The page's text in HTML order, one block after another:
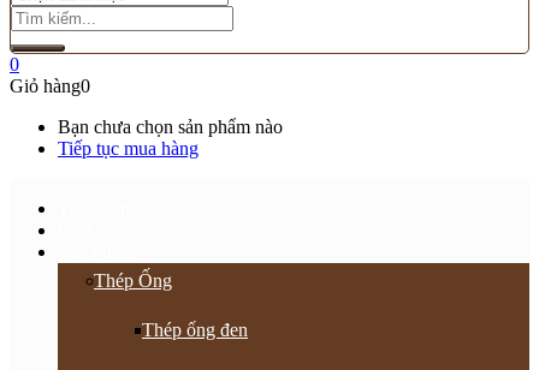
0
Giỏ hàng0
Bạn chưa chọn sản phẩm nào
Tiếp tục mua hàng
Thép Ống
Thép ống đen